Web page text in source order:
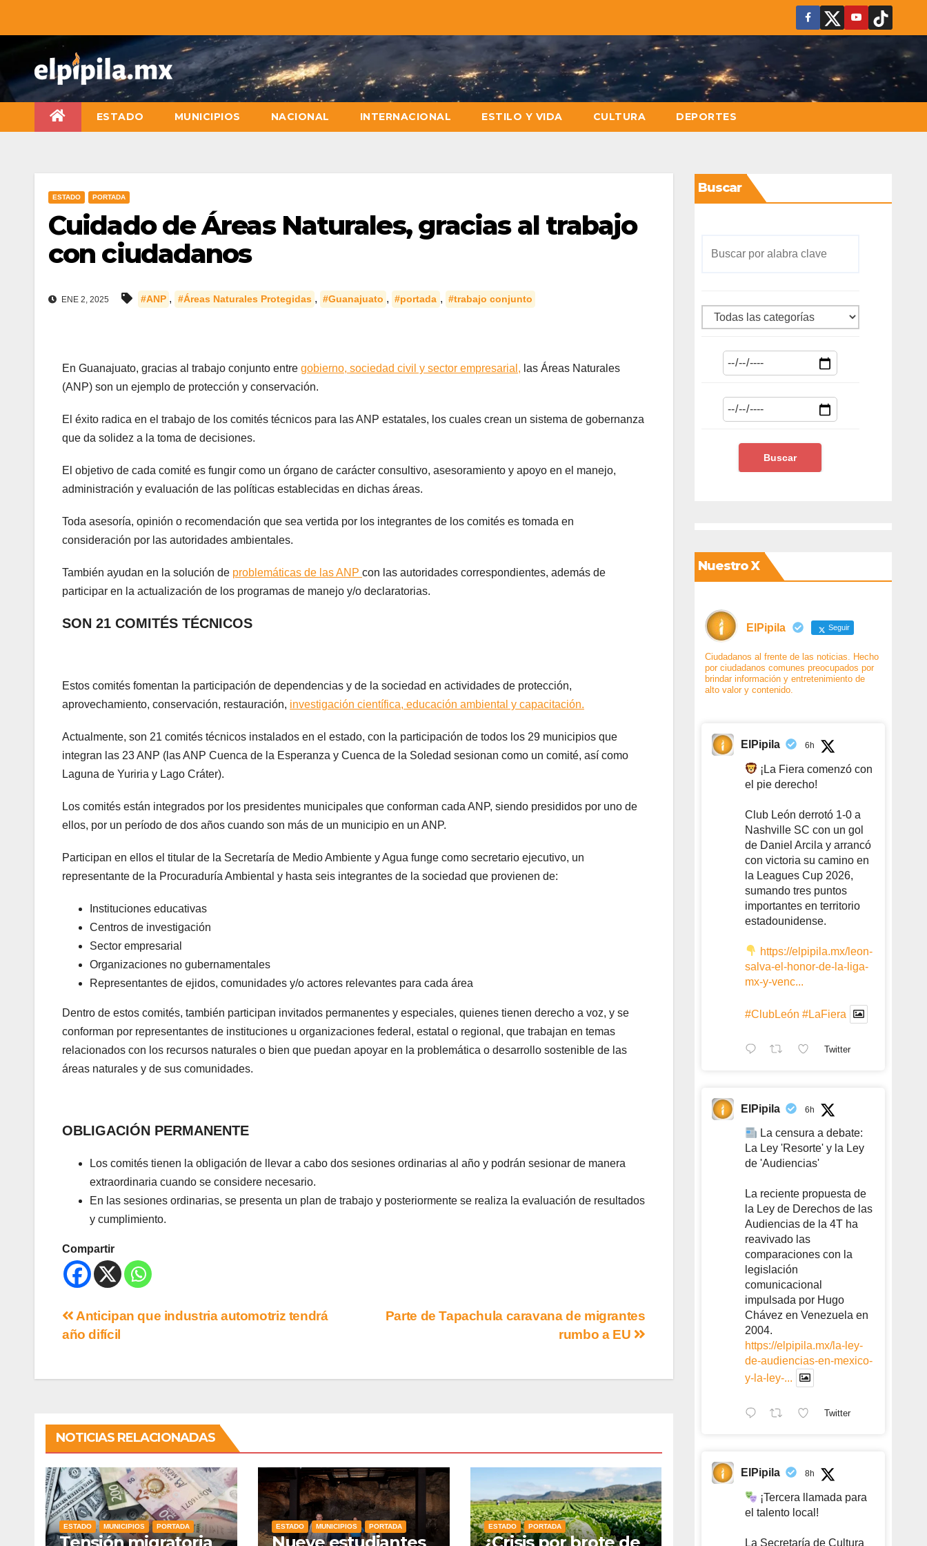
ESTADO MUNICIPIOS NACIONAL INTERNACIONAL ESTILO Y VIDA CULTURA DEPORTES
ESTADO PORTADA
Cuidado de Áreas Naturales, gracias al trabajo
con ciudadanos
ENE 2, 2025 #ANP , #Áreas Naturales Protegidas , #Guanajuato , #portada , #trabajo conjunto
En Guanajuato, gracias al trabajo conjunto entre gobierno, sociedad civil y sector empresarial, las Áreas Naturales
(ANP) son un ejemplo de protección y conservación.
El éxito radica en el trabajo de los comités técnicos para las ANP estatales, los cuales crean un sistema de gobernanza
que da solidez a la toma de decisiones.
El objetivo de cada comité es fungir como un órgano de carácter consultivo, asesoramiento y apoyo en el manejo,
administración y evaluación de las políticas establecidas en dichas áreas.
Toda asesoría, opinión o recomendación que sea vertida por los integrantes de los comités es tomada en
consideración por las autoridades ambientales.
También ayudan en la solución de problemáticas de las ANP con las autoridades correspondientes, además de
participar en la actualización de los programas de manejo y/o declaratorias.
SON 21 COMITÉS TÉCNICOS
Estos comités fomentan la participación de dependencias y de la sociedad en actividades de protección,
aprovechamiento, conservación, restauración, investigación científica, educación ambiental y capacitación.
Actualmente, son 21 comités técnicos instalados en el estado, con la participación de todos los 29 municipios que
integran las 23 ANP (las ANP Cuenca de la Esperanza y Cuenca de la Soledad sesionan como un comité, así como
Laguna de Yuriria y Lago Cráter).
Los comités están integrados por los presidentes municipales que conforman cada ANP, siendo presididos por uno de
ellos, por un período de dos años cuando son más de un municipio en un ANP.
Participan en ellos el titular de la Secretaría de Medio Ambiente y Agua funge como secretario ejecutivo, un
representante de la Procuraduría Ambiental y hasta seis integrantes de la sociedad que provienen de:
Instituciones educativas
Centros de investigación
Sector empresarial
Organizaciones no gubernamentales
Representantes de ejidos, comunidades y/o actores relevantes para cada área
Dentro de estos comités, también participan invitados permanentes y especiales, quienes tienen derecho a voz, y se
conforman por representantes de instituciones u organizaciones federal, estatal o regional, que trabajan en temas
relacionados con los recursos naturales o bien que puedan apoyar en la problemática o desarrollo sostenible de las
áreas naturales y de sus comunidades.
OBLIGACIÓN PERMANENTE
Los comités tienen la obligación de llevar a cabo dos sesiones ordinarias al año y podrán sesionar de manera
extraordinaria cuando se considere necesario.
En las sesiones ordinarias, se presenta un plan de trabajo y posteriormente se realiza la evaluación de resultados
y cumplimiento.
Compartir
Parte de Tapachula caravana de migrantes
rumbo a EU
Anticipan que industria automotriz tendrá
año difícil
NOTICIAS RELACIONADAS
ESTADO MUNICIPIOS PORTADA ESTADO MUNICIPIOS PORTADA ESTADO PORTADA
Buscar
Nuestro X
ElPipila Seguir
Ciudadanos al frente de las noticias. Hecho
por ciudadanos comunes preocupados por
brindar información y entretenimiento de
alto valor y contenido.
ElPipila 6h
¡La Fiera comenzó con
el pie derecho!
Club León derrotó 1-0 a
Nashville SC con un gol
de Daniel Arcila y arrancó
con victoria su camino en
la Leagues Cup 2026,
sumando tres puntos
importantes en territorio
estadounidense.
https://elpipila.mx/leon-
salva-el-honor-de-la-liga-
mx-y-venc...
#ClubLeón #LaFiera
Twitter
ElPipila 6h
La censura a debate:
La Ley 'Resorte' y la Ley
de 'Audiencias'
La reciente propuesta de
la Ley de Derechos de las
Audiencias de la 4T ha
reavivado las
comparaciones con la
legislación
comunicacional
impulsada por Hugo
Chávez en Venezuela en
2004.
https://elpipila.mx/la-ley-
de-audiencias-en-mexico-
y-la-ley-...
Twitter
ElPipila 8h
¡Tercera llamada para
el talento local!
La Secretaría de Cultura